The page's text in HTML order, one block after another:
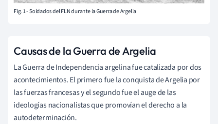
Fig. 1 - Soldados del FLN durante la Guerra de Argelia
Causas de la Guerra de Argelia
La Guerra de Independencia argelina fue catalizada por dos
acontecimientos. El primero fue la conquista de Argelia por
las fuerzas francesas y el segundo fue el auge de las
ideologías nacionalistas que promovían el derecho a la
autodeterminación.